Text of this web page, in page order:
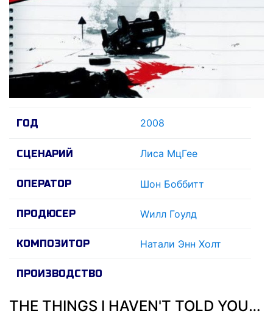
ГОД 2008
СЦЕНАРИЙ Лиса МцГее
ОПЕРАТОР Шон Боббитт
ПРОДЮСЕР Wилл Гоулд
КОМПОЗИТОР Натали Энн Холт
ПРОИЗВОДСТВО
THE THINGS I HAVEN'T TOLD YOU (2008)